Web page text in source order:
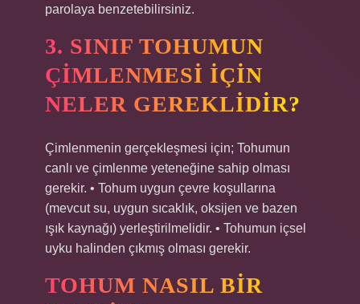
parolaya benzetebilirsiniz.
3. SINIF TOHUMUN
ÇIMLENMESI IÇIN
NELER GEREKLIDIR?
Çimlenmenin gerçekleşmesi için; Tohumun
canlı ve çimlenme yeteneğine sahip olması
gerekir. • Tohum uygun çevre koşullarına
(mevcut su, uygun sıcaklık, oksijen ve bazen
ışık kaynağı) yerleştirilmelidir. • Tohumun içsel
uyku halinden çıkmış olması gerekir.
TOHUM NASIL BIR